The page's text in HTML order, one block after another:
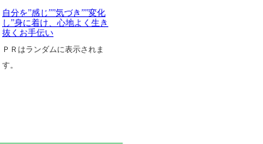
自分を”感じ””気づき””変化
し”身に着け、心地よく生き
抜くお手伝い
ＰＲはランダムに表示されま
す。